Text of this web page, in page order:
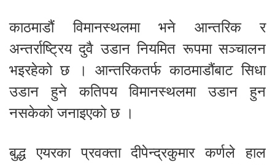
काठमाडौं विमानस्थलमा भने आन्तरिक र
अन्तर्राष्ट्रिय दुवै उडान नियमित रूपमा सञ्चालन
भइरहेको छ । आन्तरिकतर्फ काठमाडौंबाट सिधा
उडान हुने कतिपय विमानस्थलमा उडान हुन
नसकेको जनाइएको छ ।
बुद्ध एयरका प्रवक्ता दीपेन्द्रकुमार कर्णले हाल